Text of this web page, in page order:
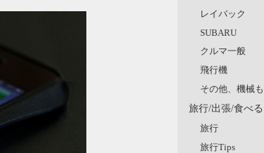
レイバック
SUBARU
クルマ一般
飛行機
その他、機械
旅行/出張/食べる
旅行
旅行Tips